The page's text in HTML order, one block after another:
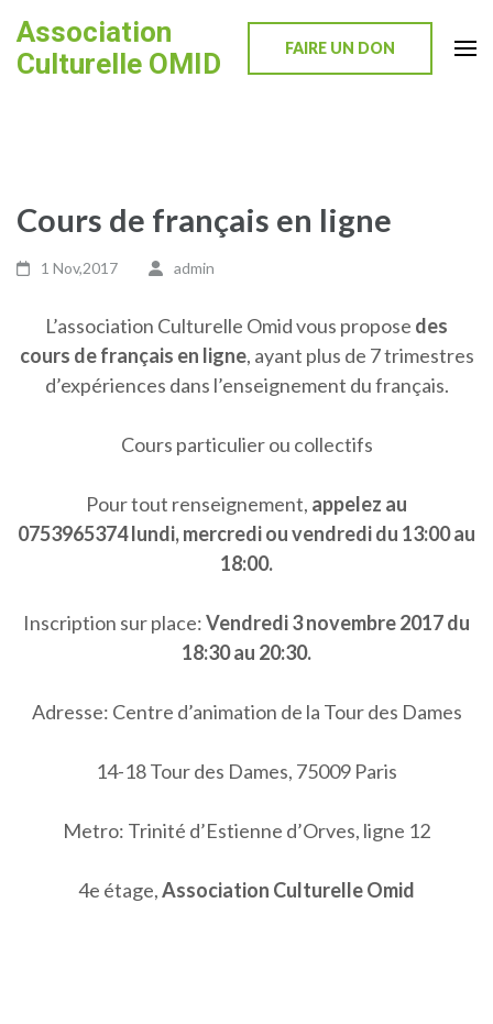
to
content
Association
Culturelle OMID
FAIRE UN DON
Cours de français en ligne
1 Nov,2017 admin
L’association Culturelle Omid vous propose des
cours de français en ligne, ayant plus de 7 trimestres
d’expériences dans l’enseignement du français.
Cours particulier ou collectifs
Pour tout renseignement, appelez au
0753965374 lundi, mercredi ou vendredi du 13:00 au
18:00.
Inscription sur place:Vendredi 3 novembre 2017 du
18:30 au 20:30.
Adresse: Centre d’animation de la Tour des Dames
14-18 Tour des Dames, 75009 Paris
Metro: Trinité d’Estienne d’Orves, ligne 12
4e étage,Association Culturelle Omid